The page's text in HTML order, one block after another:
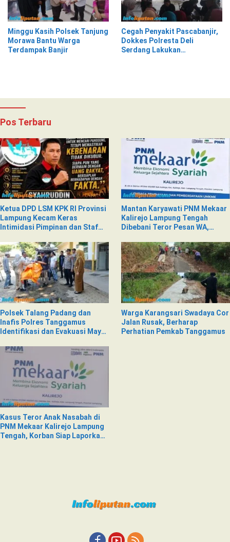
Minggu Kasih Polsek Tanjung
Morawa Bantu Warga
Terdampak Banjir
Cegah Penyakit Pascabanjir,
Dokkes Polresta Deli
Serdang Lakukan
Pos Terbaru
Ketua DPD LSM KPK RI Provinsi
Lampung Kecam Keras
Intimidasi Pimpinan dan Staf
Nad
Mantan Karyawati PNM Mekaar
Kalirejo Lampung Tengah
Dibebani Teror Pesan WA,
Polsek Talang Padang dan
Inafis Polres Tanggamus
Identifikasi dan Evakuasi Mayat
Warga Karangsari Swadaya Cor
Jalan Rusak, Berharap
Perhatian Pemkab Tanggamus
Kasus Teror Anak Nasabah di
PNM Mekaar Kalirejo Lampung
Tengah, Korban Siap Laporkan